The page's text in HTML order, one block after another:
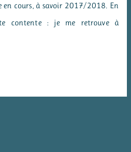
en cours, à savoir 2017/2018. En
contente : je me retrouve à